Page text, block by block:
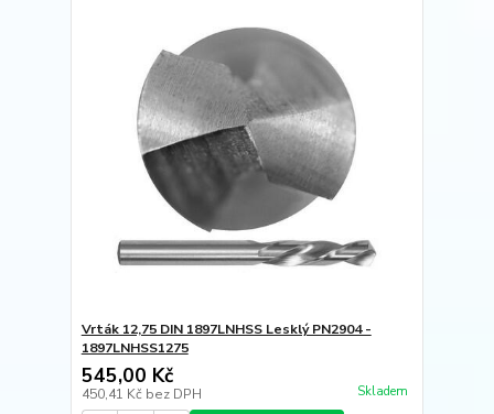
Vrták 12,75 DIN 1897LNHSS Lesklý PN2904 -
1897LNHSS1275
545,00 Kč
450,41 Kč bez DPH Skladem